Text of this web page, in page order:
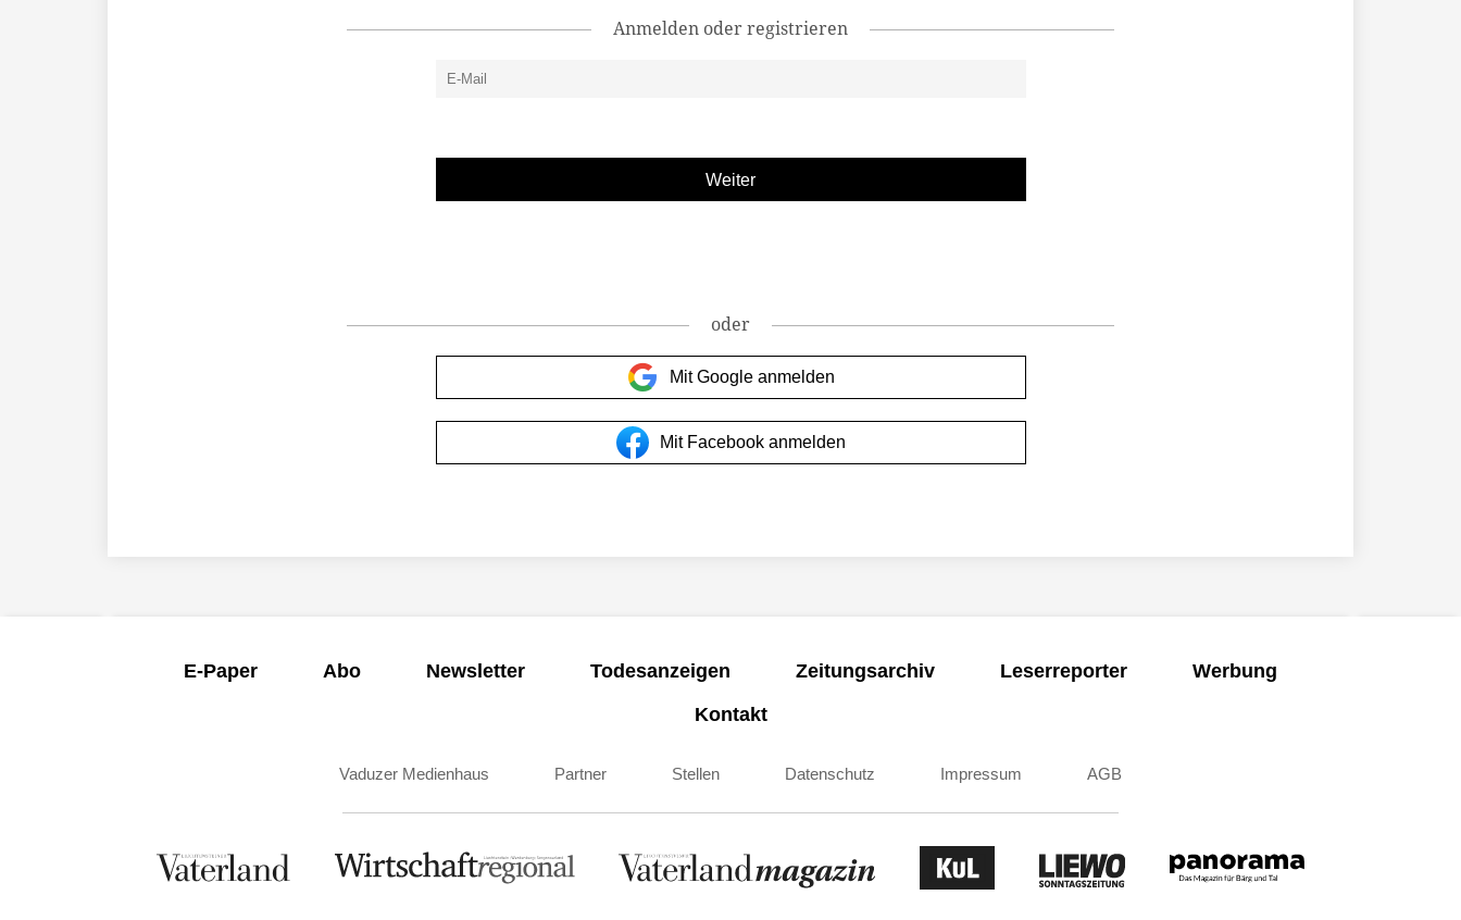
Anmelden oder registrieren
oder
Mit Google anmelden
Mit Facebook anmelden
E-Paper Abo Newsletter Todesanzeigen Zeitungsarchiv Leserreporter
Werbung
Kontakt
Vaduzer Medienhaus Partner Stellen Datenschutz Impressum AGB